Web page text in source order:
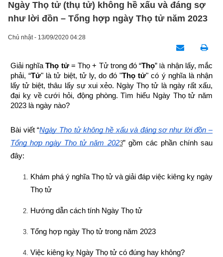
Ngày Thọ tử (thụ tử) không hề xấu và đáng sợ
như lời đồn – Tổng hợp ngày Thọ tử năm 2023
Chủ nhật - 13/09/2020 04:28
Giải nghĩa Thọ tử = Thọ + Tử trong đó “Thọ” là nhận lấy, mắc
phải, “Tử" là tử biệt, tử ly, do đó "Thọ tử" có ý nghĩa là nhận
lấy tử biệt, thâu lấy sự xui xẻo. Ngày Thọ tử là ngày rất xấu,
đại kỵ về cưới hỏi, động phòng. Tìm hiểu Ngày Thọ tử năm
2023 là ngày nào?
Bài viết “Ngày Thọ tử không hề xấu và đáng sợ như lời đồn –
Tổng hợp ngày Thọ tử năm 2023” gồm các phần chính sau
đây:
Khám phá ý nghĩa Thọ tử và giải đáp việc kiêng kỵ ngày
Thọ tử
Hướng dẫn cách tính Ngày Thọ tử
Tổng hợp ngày Thọ tử trong năm 2023
Việc kiêng kỵ Ngày Thọ tử có đúng hay không?